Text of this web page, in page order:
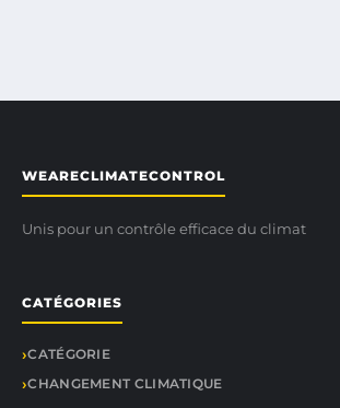
WEARECLIMATECONTROL
Unis pour un contrôle efficace du climat
CATÉGORIES
CATÉGORIE
CHANGEMENT CLIMATIQUE